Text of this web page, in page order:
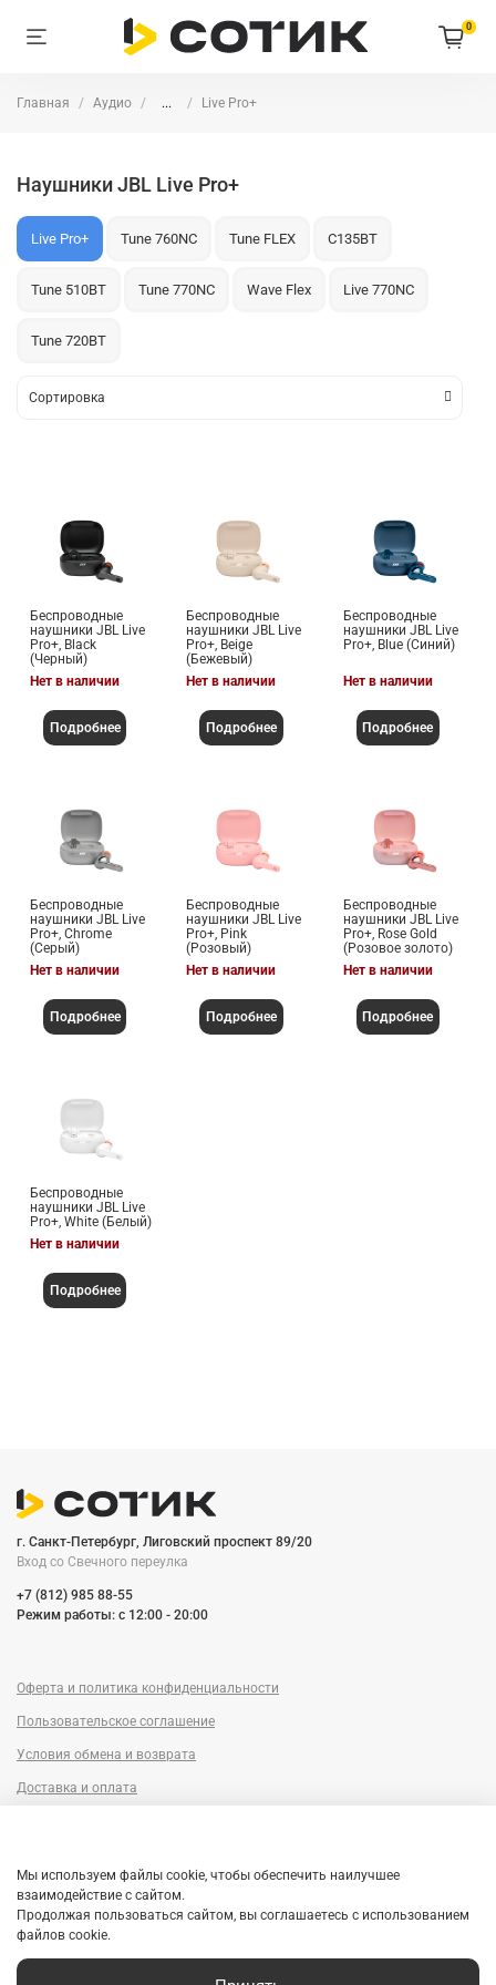
0
Главная Аудио ... Live Pro+
Наушники JBL Live Pro+
Live Pro+ Tune 760NC Tune FLEX C135BT
Tune 510BT Tune 770NC Wave Flex Live 770NC
Tune 720BT
Беспроводные
наушники JBL Live
Pro+, Black
(Черный)
Нет в наличии
Подробнее
Беспроводные
наушники JBL Live
Pro+, Beige
(Бежевый)
Нет в наличии
Подробнее
Беспроводные
наушники JBL Live
Pro+, Blue (Синий)
Нет в наличии
Подробнее
Беспроводные
наушники JBL Live
Pro+, Chrome
(Серый)
Нет в наличии
Подробнее
Беспроводные
наушники JBL Live
Pro+, Pink
(Розовый)
Нет в наличии
Подробнее
Беспроводные
наушники JBL Live
Pro+, Rose Gold
(Розовое золото)
Нет в наличии
Подробнее
Беспроводные
наушники JBL Live
Pro+, White (Белый)
Нет в наличии
Подробнее
г. Санкт-Петербург, Лиговский проспект 89/20
Вход со Cвечного переулка
+7 (812) 985 88-55
Режим работы: c 12:00 - 20:00
Оферта и политика конфиденциальности
Пользовательское соглашение
Условия обмена и возврата
Доставка и оплата
Рассрочка
Мы используем файлы cookie, чтобы обеспечить наилучшее
взаимодействие с сайтом.
Продолжая пользоваться сайтом, вы соглашаетесь с использованием
файлов cookie.